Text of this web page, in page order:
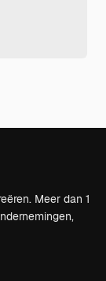
Meer dan 1